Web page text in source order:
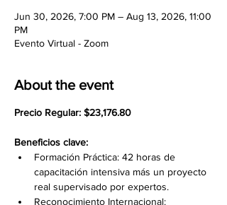
Jun 30, 2026, 7:00 PM – Aug 13, 2026, 11:00
PM
Evento Virtual - Zoom
About the event
Precio Regular: $23,176.80
Beneficios clave:
Formación Práctica: 42 horas de
capacitación intensiva más un proyecto
real supervisado por expertos.
Reconocimiento Internacional: